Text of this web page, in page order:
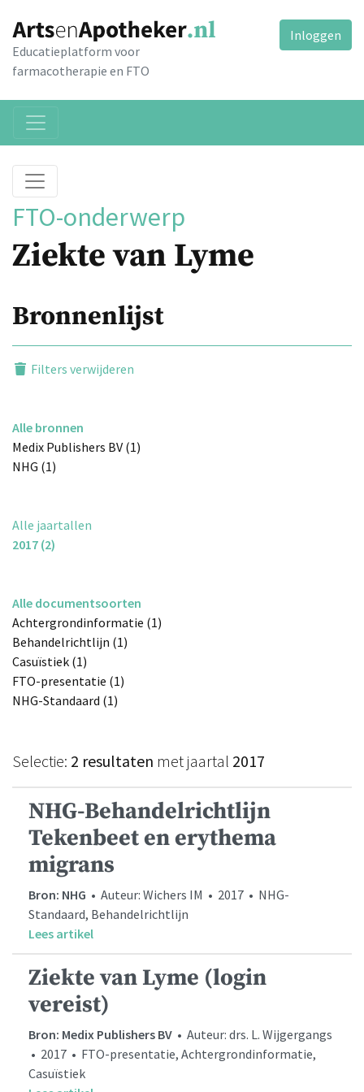
Educatieplatform voor
farmacotherapie en FTO
Inloggen
FTO-onderwerp
Ziekte van Lyme
Bronnenlijst
Filters verwijderen
Alle bronnen
Medix Publishers BV (1)
NHG (1)
Alle jaartallen
2017 (2)
Alle documentsoorten
Achtergrondinformatie (1)
Behandelrichtlijn (1)
Casuïstiek (1)
FTO-presentatie (1)
NHG-Standaard (1)
Selectie: 2 resultaten met jaartal 2017
NHG-Behandelrichtlijn
Tekenbeet en erythema
migrans
Bron: NHG • Auteur: Wichers IM • 2017 • NHG-
Standaard, Behandelrichtlijn
Lees artikel
Ziekte van Lyme (login
vereist)
Bron: Medix Publishers BV • Auteur: drs. L. Wijgergangs
• 2017 • FTO-presentatie, Achtergrondinformatie,
Casuïstiek